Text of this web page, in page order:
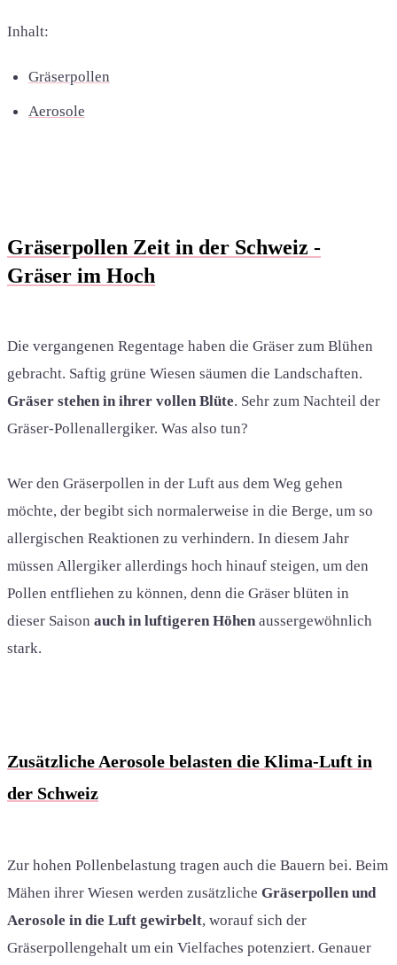
Inhalt:
Gräserpollen
Aerosole
Gräserpollen Zeit in der Schweiz -
Gräser im Hoch
Die vergangenen Regentage haben die Gräser zum Blühen
gebracht. Saftig grüne Wiesen säumen die Landschaften.
Gräser stehen in ihrer vollen Blüte. Sehr zum Nachteil der
Gräser-Pollenallergiker. Was also tun?
Wer den Gräserpollen in der Luft aus dem Weg gehen
möchte, der begibt sich normalerweise in die Berge, um so
allergischen Reaktionen zu verhindern. In diesem Jahr
müssen Allergiker allerdings hoch hinauf steigen, um den
Pollen entfliehen zu können, denn die Gräser blüten in
dieser Saison auch in luftigeren Höhen aussergewöhnlich
stark.
Zusätzliche Aerosole belasten die Klima-Luft in
der Schweiz
Zur hohen Pollenbelastung tragen auch die Bauern bei. Beim
Mähen ihrer Wiesen werden zusätzliche Gräserpollen und
Aerosole in die Luft gewirbelt, worauf sich der
Gräserpollengehalt um ein Vielfaches potenziert. Genauer